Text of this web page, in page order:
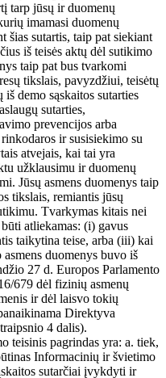
tarp jūsų ir duomenų
imamasi duomenų
šias sutartis, taip pat siekiant
iš teisės aktų dėl sutikimo
taip pat bus tvarkomi
tikslais, pavyzdžiui, teisėtų
demo sąskaitos sutarties
sutarties,
prevencijos arba
ir susisiekimo su
atvejais, kai tai yra
užklausimu ir duomenų
Jūsų asmens duomenys taip
tikslais, remiantis jūsų
Tvarkymas kitais nei
atliekamas: (i) gavus
taikytina teise, arba (iii) kai
duomenys buvo iš
27 d. Europos Parlamento
679 dėl fizinių asmenų
ir dėl laisvo tokių
Direktyva
4 dalis).
teisinis pagrindas yra: a. tiek,
Informacinių ir švietimo
sutarčiai įvykdyti ir